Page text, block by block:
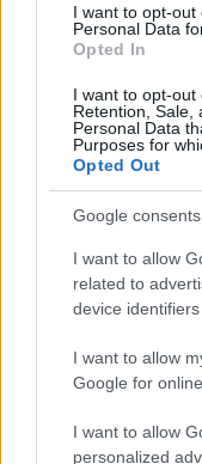
I want to opt-
Personal Data
Opted In
I want to opt-out
Retention, Sale,
Personal Data
Purposes for
Opted Out
Google consents
I want to allow
related to
device identifiers
I want to allow
Google for
I want to allow
personalized
στην Κυψέλη:
καταθέσεις
συζύγου του
Αφγανού – Το
κινητού, η θεία
Ινδία και τα
μηνύματα